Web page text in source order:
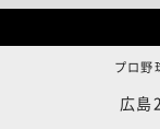
広島
プロ